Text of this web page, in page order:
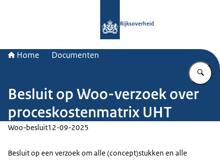
Rijksoverheid
Home Documenten
Besluit op Woo-verzoek over
proceskostenmatrix UHT
Woo-besluit12-09-2025
Besluit op een verzoek om alle (concept)stukken en alle